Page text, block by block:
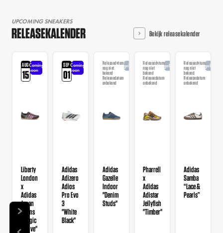
UPCOMING SNEAKERS
RELEASEKALENDER Bekijk releasekalender
AUG
15
Coming
soon
Liberty
London
x
Adidas
Japan
Wmns
"Magic
Mauve"
SEP
01
Coming
soon
Adidas
Adizero
Adios
Pro Evo
3
"White
Black"
Releasedatum
nog niet
bekend
Releasedatum
onbekend
Aangekondigd
Adidas
Gazelle
Indoor
"Denim
Studs"
Releasedatum
nog niet
bekend
Releasedatum
onbekend
Aangekondigd
Pharrell
x
Adidas
Adistar
Jellyfish
"Timber"
Releasedatum
nog niet
bekend
Releasedatum
onbekend
Adidas
Samba
“Lace &
Pearls”